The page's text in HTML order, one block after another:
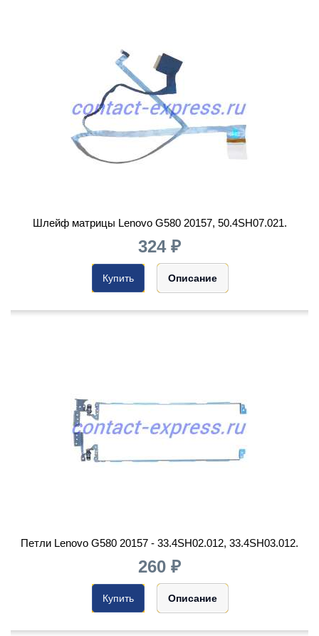
Шлейф матрицы Lenovo G580 20157, 50.4SH07.021.
324 ₽
Купить Описание
Петли Lenovo G580 20157 - 33.4SH02.012, 33.4SH03.012.
260 ₽
Купить Описание